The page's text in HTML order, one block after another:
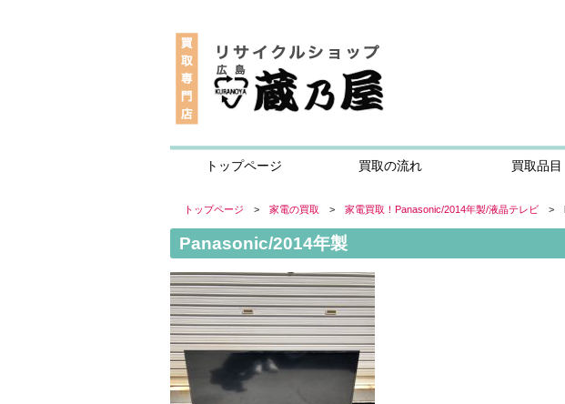
トップページ 買取の流れ 買取品目
トップページ > 家電の買取 > 家電買取！Panasonic/2014年製/液晶テレビ >
Panasonic/2014年製